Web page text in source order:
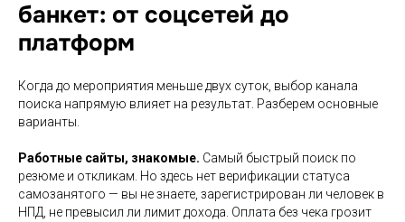
банкет: от соцсетей до
платформ
Когда до мероприятия меньше двух суток, выбор канала
поиска напрямую влияет на результат. Разберем основные
варианты.
Работные сайты, знакомые. Самый быстрый поиск по
резюме и откликам. Но здесь нет верификации статуса
самозанятого — вы не знаете, зарегистрирован ли человек в
НПД, не превысил ли лимит дохода. Оплата без чека грозит